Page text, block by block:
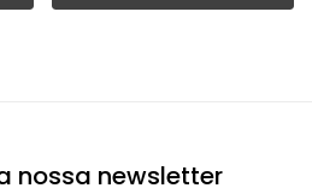
nossa newsletter